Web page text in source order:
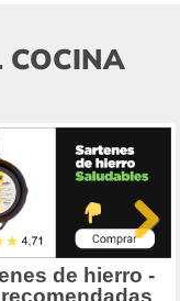
COCINA